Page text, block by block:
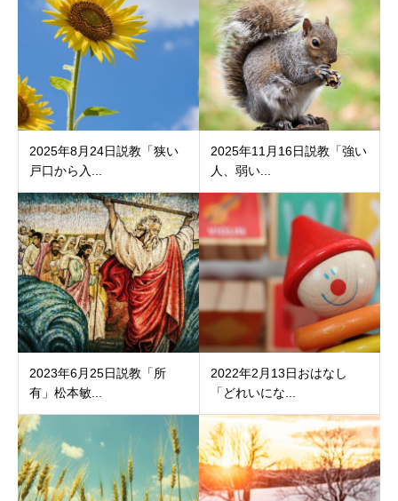
2025年8月24日説教「狭い
戸口から入...
2025年11月16日説教「強い
人、弱い...
2023年6月25日説教「所
有」松本敏...
2022年2月13日おはなし
「どれいにな...